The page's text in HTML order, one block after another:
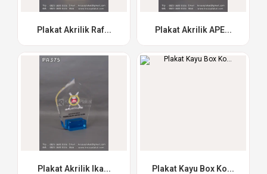
Plakat Akrilik Raf... Plakat Akrilik APE...
Plakat Akrilik Ika... Plakat Kayu Box Ko...